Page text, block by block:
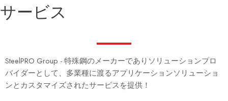
サービス
SteelPRO Group - 特殊鋼のメーカーでありソリューションプロ
バイダーとして、多業種に渡るアプリケーションソリューショ
ンとカスタマイズされたサービスを提供！